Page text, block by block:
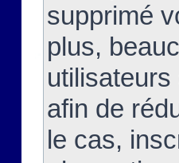
supprimé
plus,
utilisateurs
afin de
le cas,